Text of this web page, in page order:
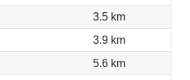
3.5 km
3.9 km
5.6 km